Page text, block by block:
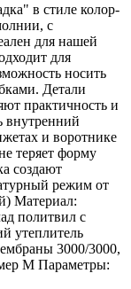
в стиле колор-
с
для нашей
для
носить
Детали
практичность и
внутренний
и воротнике
теряет форму
создают
режим от
Материал:
политвил с
утеплитель
3000/3000,
М Параметры: